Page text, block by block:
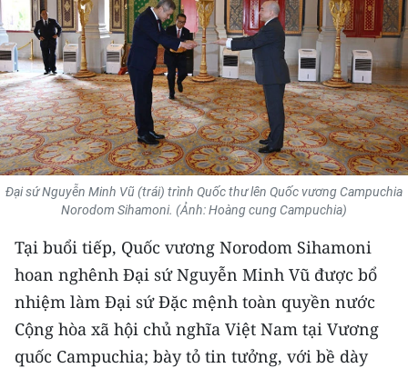
Y TẾ
KHOA HỌC - CÔNG NGHỆ
MÔI TRƯỜNG
BẠN ĐỌC
KIỂM CHỨNG THÔNG TIN
54 DÂN TỘC VIỆT NAM
CHƯƠNG TRÌNH OCOP - MỖI XÃ
MỘT SẢN PHẨM
Đại sứ Nguyễn Minh Vũ (trái) trình Quốc thư lên Quốc vương Campuchia
Norodom Sihamoni. (Ảnh: Hoàng cung Campuchia)
Tại buổi tiếp, Quốc vương Norodom Sihamoni
hoan nghênh Đại sứ Nguyễn Minh Vũ được bổ
nhiệm làm Đại sứ Đặc mệnh toàn quyền nước
Cộng hòa xã hội chủ nghĩa Việt Nam tại Vương
quốc Campuchia; bày tỏ tin tưởng, với bề dày